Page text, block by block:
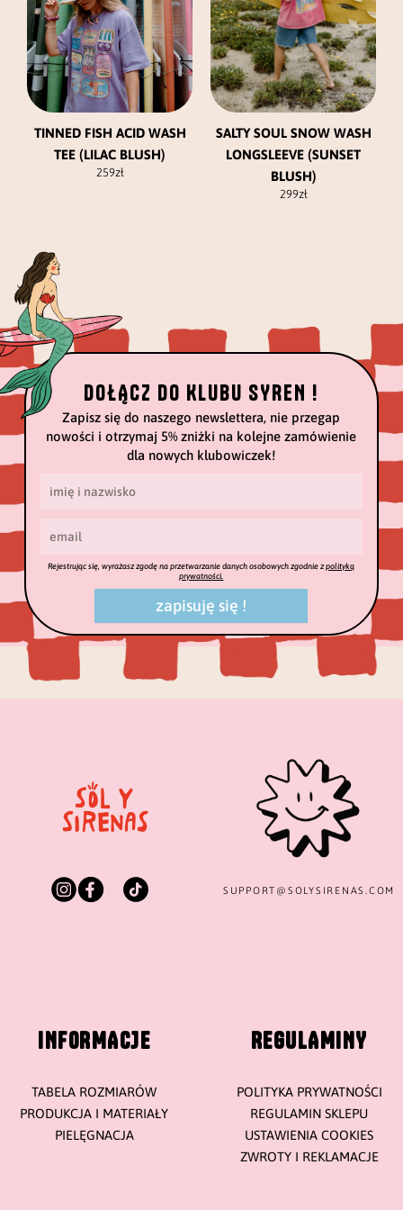
TINNED FISH ACID WASH
TEE (LILAC BLUSH)
259zł
można
wybrać
na
stronie
produktu
SALTY SOUL SNOW WASH
LONGSLEEVE (SUNSET
BLUSH)
299zł
można
wybrać
na
stronie
produktu
DOŁĄCZ DO KLUBU SYREN !
Zapisz się do naszego newslettera, nie przegap
nowości i otrzymaj 5% zniżki na kolejne zamówienie
dla nowych klubowiczek!
Rejestrując się, wyrażasz zgodę na przetwarzanie danych osobowych zgodnie zpolityką
prywatności.
zapisuję się !
SUPPORT@ SOLYSIRENAS.COM
INFORMACJE
TABELA ROZMIARÓW
PRODUKCJA I MATERIAŁY
PIELĘGNACJA
REGULAMINY
POLITYKA PRYWATNOŚCI
REGULAMIN SKLEPU
USTAWIENIA COOKIES
ZWROTY I REKLAMACJE